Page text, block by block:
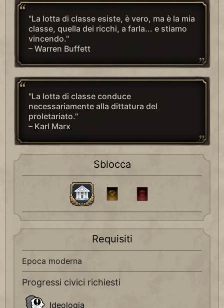
"La lotta di classe esiste, è vero, ma è la mia
classe, quella dei ricchi, a farla... e stiamo
vincendo."
– Warren Buffett
"La lotta di classe conduce
necessariamente alla dittatura del
proletariato."
– Karl Marx
Sblocca
Requisiti
Epoca moderna
Progressi civici richiesti
Ideologia